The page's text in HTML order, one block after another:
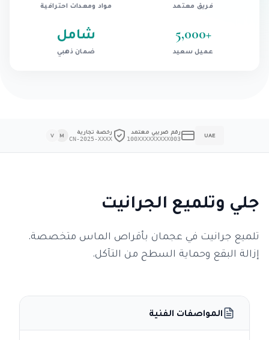
فريق معتمد مواد ومعدات احترافية
+
5,000
عميل سعيد
شامل
ضمان ذهبي
UAE رقم ضريبي معتمد
100XXXXXXXXX003
رخصة تجارية
CN-2025-XXXX
M
V
جلي وتلميع الجرانيت
تلميع جرانيت في عجمان بأقراص الماس متخصصة.
إزالة البقع وحماية السطح من التآكل.
المواصفات الفنية